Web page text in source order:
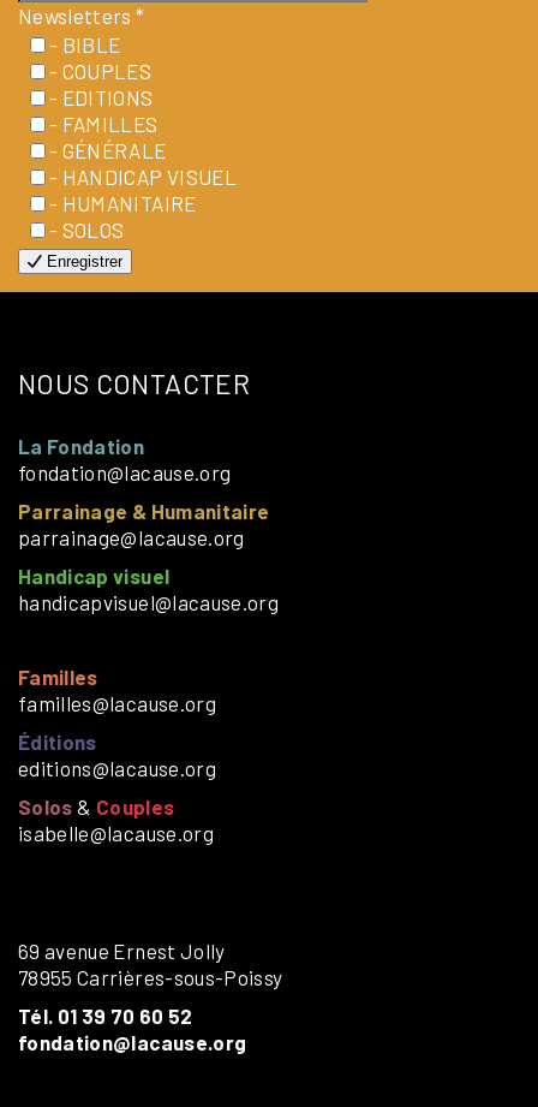
Newsletters*
- BIBLE
- COUPLES
- EDITIONS
- FAMILLES
- GÉNÉRALE
- HANDICAP VISUEL
- HUMANITAIRE
- SOLOS
Enregistrer
NOUS CONTACTER
La Fondation
fondation@lacause.org
Parrainage & Humanitaire
parrainage@lacause.org
Handicap visuel
handicapvisuel@lacause.org
Familles
familles@lacause.org
Éditions
editions@lacause.org
Solos & Couples
isabelle@lacause.org
69 avenue Ernest Jolly
78955 Carrières-sous-Poissy
Tél. 01 39 70 60 52
fondation@lacause.org